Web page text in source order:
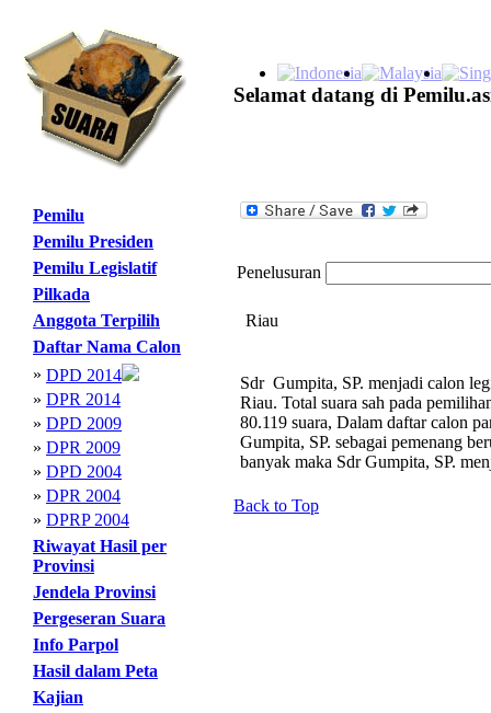
Selamat datang di
Pemilu
Pemilu Presiden
Pemilu Legislatif
Pilkada
Anggota Terpilih
Daftar Nama Calon
» DPD 2014
» DPR 2014
» DPD 2009
» DPR 2009
» DPD 2004
» DPR 2004
» DPRP 2004
Riwayat Hasil per
Provinsi
Jendela Provinsi
Pergeseran Suara
Info Parpol
Hasil dalam Peta
Kajian
Penelusuran
Riau
Sdr Gumpita, SP. menjadi calon
Riau. Total suara sah pada
80.119 suara, Dalam daftar calon
Gumpita, SP. sebagai pemenang
banyak maka Sdr Gumpita, SP.
Back to Top